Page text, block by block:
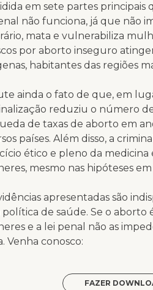
em sete partes
não funciona, já que não
mata e vulnerabiliza
por aborto inseguro
habitantes das regiões
ainda o fato de que, em
reduziu o número
de taxas de aborto em
países. Além disso, a
ético e pleno da
mesmo nas hipóteses
apresentadas são
de saúde. Se o aborto
e a lei penal não as
Venha conosco:
FAZER